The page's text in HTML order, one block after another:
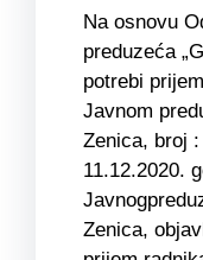
Na osnovu
preduzeća
potrebi
Javnom
Zenica, broj :
11.12.2020.
Zenica,